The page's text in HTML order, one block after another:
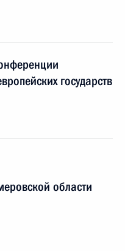
государств
области